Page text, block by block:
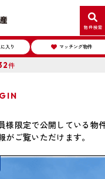
物件検索
入り マッチング物件
件
様限定で公開している物
がご覧いただけます。